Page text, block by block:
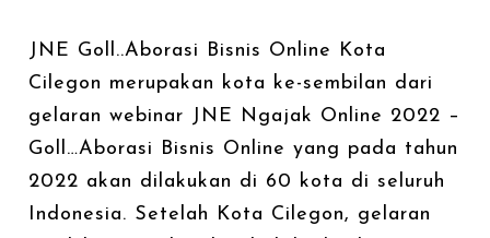
JNE Goll..Aborasi Bisnis Online Kota
Cilegon merupakan kota ke-sembilan dari
gelaran webinar JNE Ngajak Online 2022 –
Goll…Aborasi Bisnis Online yang pada tahun
2022 akan dilakukan di 60 kota di seluruh
Indonesia. Setelah Kota Cilegon, gelaran